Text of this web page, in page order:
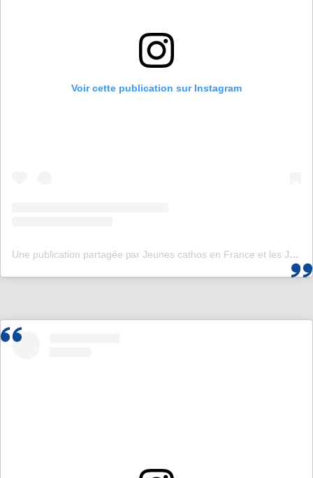
Voir cette publication sur Instagram
Une publication partagée par Jeunes cathos en France et les JMJ de Corée 2027 (@jeunescathos_fr)